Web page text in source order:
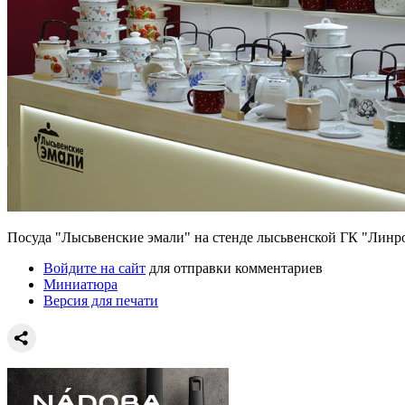
Посуда "Лысьвенские эмали" на стенде лысьвенской ГК
Войдите на сайт для отправки комментариев
Миниатюра
Версия для печати